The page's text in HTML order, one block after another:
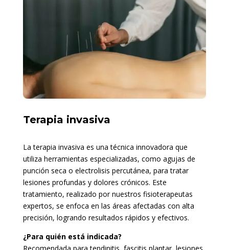
Terapia invasiva
La terapia invasiva es una técnica innovadora que
utiliza herramientas especializadas, como agujas de
punción seca o electrolisis percutánea, para tratar
lesiones profundas y dolores crónicos. Este
tratamiento, realizado por nuestros fisioterapeutas
expertos, se enfoca en las áreas afectadas con alta
precisión, logrando resultados rápidos y efectivos.
¿Para quién está indicada?
Recomendada para tendinitis, fascitis plantar, lesiones